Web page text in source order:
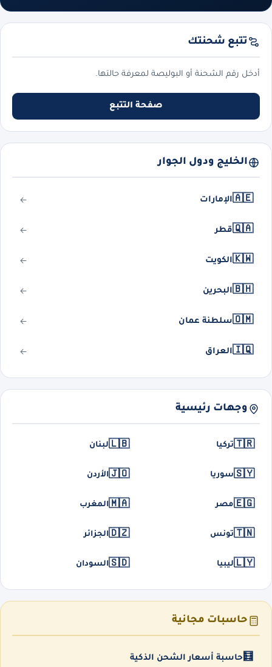
تتبع شحنتك
أدخل رقم الشحنة أو البوليصة لمعرفة حالتها.
صفحة التتبع
الخليج ودول الجوار
🇦🇪الإمارات
🇶🇦قطر
🇰🇼الكويت
🇧🇭البحرين
🇴🇲سلطنة عمان
🇮🇶العراق
وجهات رئيسية
🇹🇷تركيا 🇱🇧لبنان
🇸🇾سوريا 🇯🇴الأردن
🇪🇬مصر 🇲🇦المغرب
🇹🇳تونس 🇩🇿الجزائر
🇱🇾ليبيا 🇸🇩السودان
حاسبات مجانية
🧮 حاسبة أسعار الشحن الذكية